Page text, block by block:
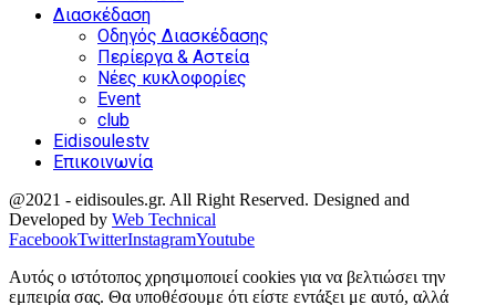
Διασκέδαση
Οδηγός Διασκέδασης
Περίεργα & Αστεία
Νέες κυκλοφορίες
Event
club
Eidisoulestv
Επικοινωνία
@2021 - eidisoules.gr. All Right Reserved. Designed and
Developed by Web Technical
FacebookTwitterInstagramYoutube
Αυτός ο ιστότοπος χρησιμοποιεί cookies για να βελτιώσει την
εμπειρία σας. Θα υποθέσουμε ότι είστε εντάξει με αυτό, αλλά